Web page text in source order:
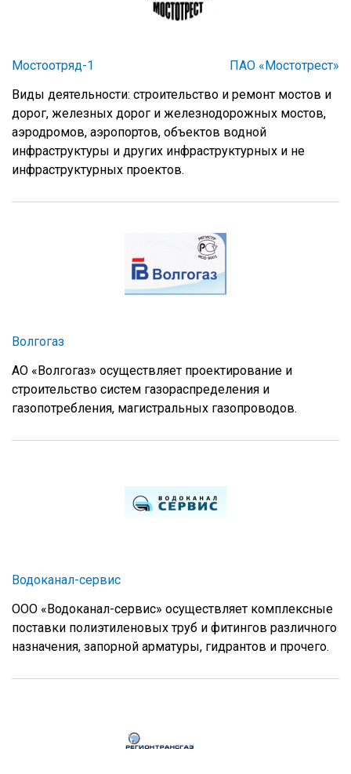
Мостоотряд-1
ПАО «Мостотрест»
Виды деятельности: строительство и ремонт мостов и
дорог, железных дорог и железнодорожных мостов,
аэродромов, аэропортов, объектов водной
инфраструктуры и других инфраструктурных и не
инфраструктурных проектов.
Волгогаз
АО «Волгогаз» осуществляет проектирование и
строительство систем газораспределения и
газопотребления, магистральных газопроводов.
Водоканал-сервис
ООО «Водоканал-сервис» осуществляет комплексные
поставки полиэтиленовых труб и фитингов различного
назначения, запорной арматуры, гидрантов и прочего.